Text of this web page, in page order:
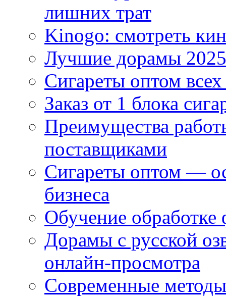
лишних трат
Kinogo: смотреть
Лучшие дорамы
Сигареты оптом
Заказ от 1 блока
Преимущества
поставщиками
Сигареты оптом —
бизнеса
Обучение
Дорамы с русской
онлайн-просмотра
Современные